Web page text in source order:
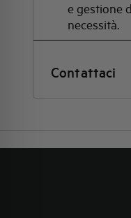
e gestione
necessità.
Contattaci